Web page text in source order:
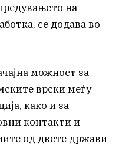
на
се додава во
можност за
врски меѓу
како и за
контакти и
од двете држави